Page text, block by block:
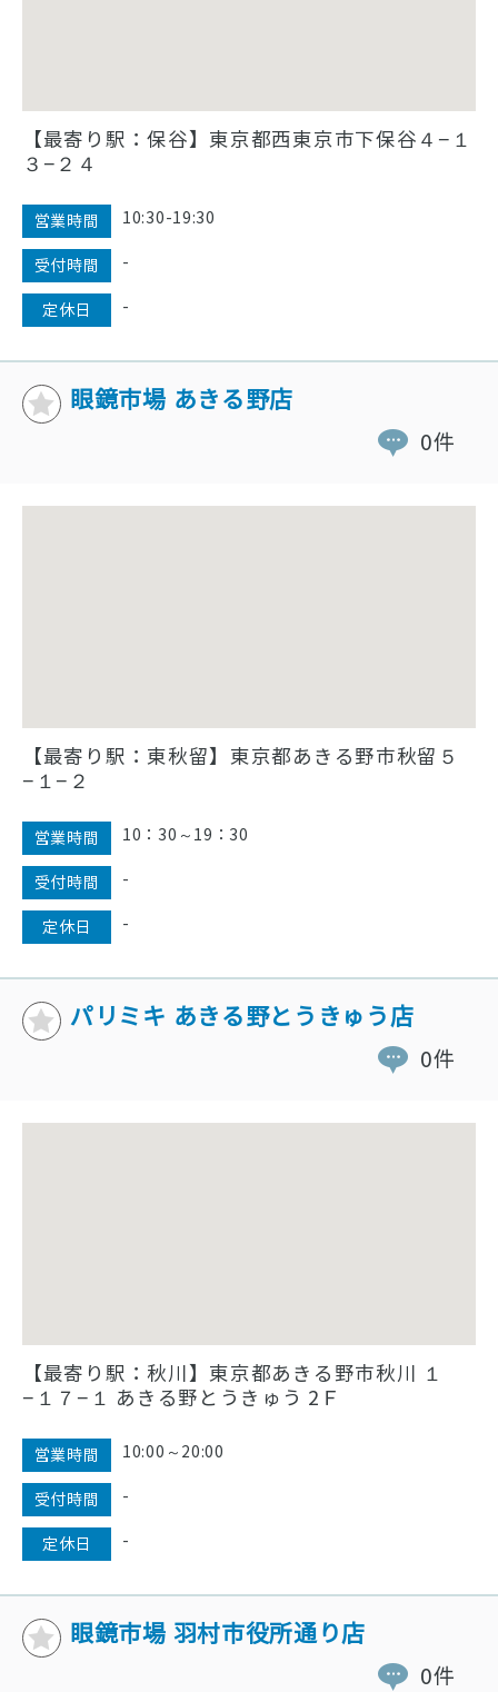
【最寄り駅：保谷】東京都西東京市下保谷４−１
３−２４
営業時間 10:30-19:30
受付時間 -
定休日 -
眼鏡市場 あきる野店
0件
【最寄り駅：東秋留】東京都あきる野市秋留５
−１−２
営業時間 10：30～19：30
受付時間 -
定休日 -
パリミキ あきる野とうきゅう店
0件
【最寄り駅：秋川】東京都あきる野市秋川 １
−１７−１ あきる野とうきゅう 2Ｆ
営業時間 10:00～20:00
受付時間 -
定休日 -
眼鏡市場 羽村市役所通り店
0件